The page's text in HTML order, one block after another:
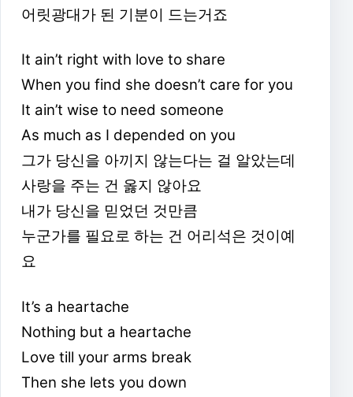
어릿광대가 된 기분이 드는거죠
It ain’t right with love to share
When you find she doesn’t care for you
It ain’t wise to need someone
As much as I depended on you
그가 당신을 아끼지 않는다는 걸 알았는데
사랑을 주는 건 옳지 않아요
내가 당신을 믿었던 것만큼
누군가를 필요로 하는 건 어리석은 것이예
요
It’s a heartache
Nothing but a heartache
Love till your arms break
Then she lets you down